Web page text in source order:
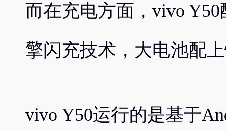
而在充电方面，vivo
擎闪充技术，大电池配
vivo Y50运行的是基于